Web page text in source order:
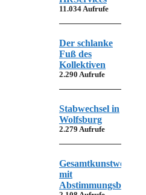
11.034 Aufrufe
Der schlanke
Fuß des
Kollektiven
2.290 Aufrufe
Stabwechsel in
Wolfsburg
2.279 Aufrufe
Gesamtkunstwerk
mit
Abstimmungsbedarf